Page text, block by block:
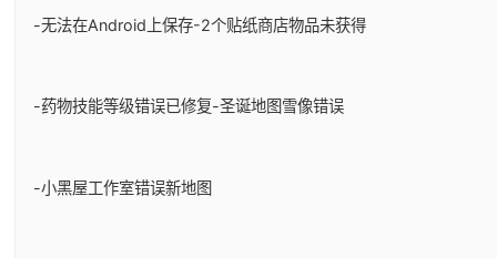
-无法在Android上保存-2个贴纸商店物品未获得
-药物技能等级错误已修复-圣诞地图雪像错误
-小黑屋工作室错误新地图